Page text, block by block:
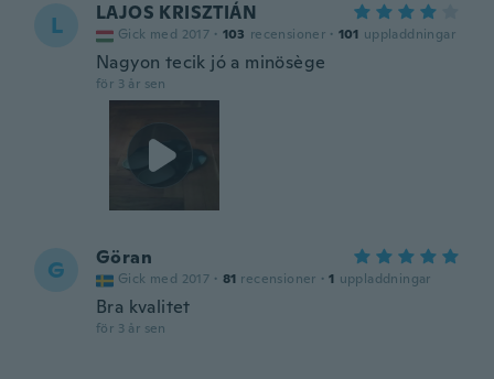
L LAJOS KRISZTIÁN
Gick med 2017 · 103 recensioner · 101 uppladdningar
Nagyon tecik jó a minösège
för 3 år sen
G Göran
Gick med 2017 · 81 recensioner · 1 uppladdningar
Bra kvalitet
för 3 år sen